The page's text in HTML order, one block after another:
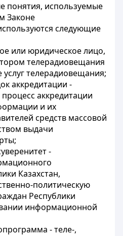
понятия, используемые
Законе
следующие
или юридическое лицо,
телерадиовещания
телерадиовещания;
аккредитации -
аккредитации
и их
средств массовой
выдачи
-
Казахстан,
политическую
Республики
информационной
- теле-,